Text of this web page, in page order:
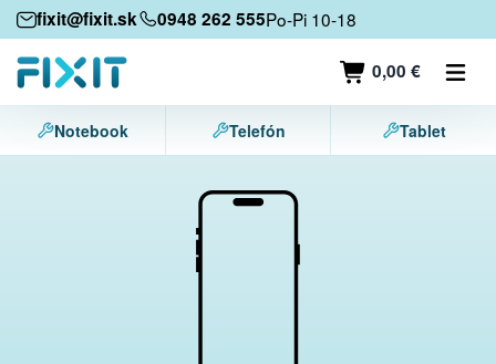
fixit@fixit.sk 0948 262 555Po-Pi 10-18
0,00 €
Mobilné zariadenia
Mobilné telefóny
Tablety
Notebook Telefón Tablet